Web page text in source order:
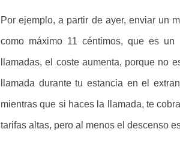
Por ejemplo, a partir de ayer, enviar un
como máximo 11 céntimos, que es
llamadas, el coste aumenta, porque no
llamada durante tu estancia en el
mientras que si haces la llamada, te
tarifas altas, pero al menos el descenso